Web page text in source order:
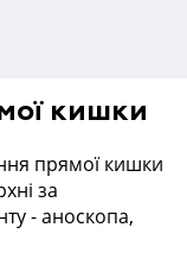
кишки
прямої кишки
за
- аноскопа,